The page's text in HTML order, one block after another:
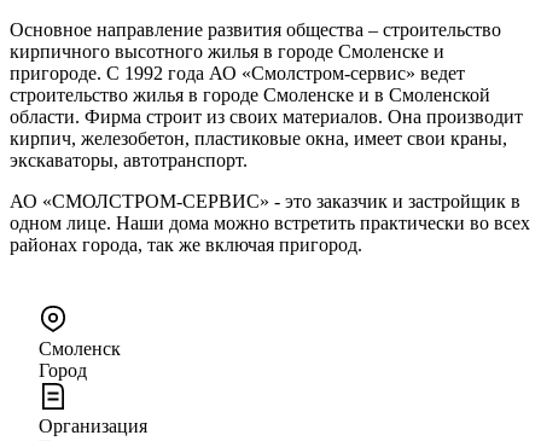
Основное направление развития общества – строительство
кирпичного высотного жилья в городе Смоленске и
пригороде. С 1992 года АО «Смолстром-сервис» ведет
строительство жилья в городе Смоленске и в Смоленской
области. Фирма строит из своих материалов. Она производит
кирпич, железобетон, пластиковые окна, имеет свои краны,
экскаваторы, автотранспорт.
АО «СМОЛСТРОМ-СЕРВИС» - это заказчик и застройщик в
одном лице. Наши дома можно встретить практически во всех
районах города, так же включая пригород.
Смоленск
Город
Организация